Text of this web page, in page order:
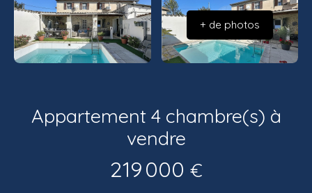
+ de photos
Appartement 4 chambre(s) à
vendre
219 000 €